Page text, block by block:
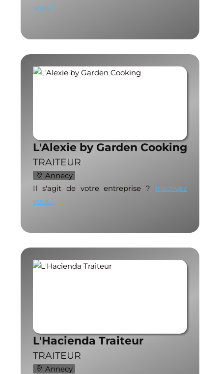
vous !
L'Alexie by Garden Cooking
TRAITEUR
Annecy
Il s'agit de votre entreprise ? Inscrivez
vous !
L'Hacienda Traiteur
TRAITEUR
Annecy